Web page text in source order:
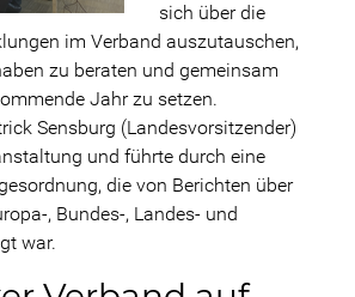
sich über die
im Verband auszutauschen,
zu beraten und gemeinsam
Jahr zu setzen.
Sensburg (Landesvorsitzender)
und führte durch eine
die von Berichten über
, Bundes-, Landes- und
war.